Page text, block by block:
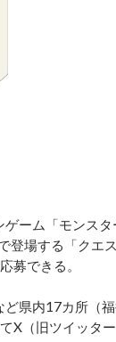
ーム「モンス
場する「クエ
募できる。
県内17カ所（
X（旧ツイッタ